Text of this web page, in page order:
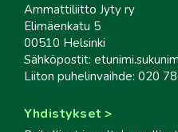
Ammattiliitto Jyty ry
Elimäenkatu 5
00510 Helsinki
Sähköpostit:
Liiton puhelinvaihde: 020
Yhdistykset